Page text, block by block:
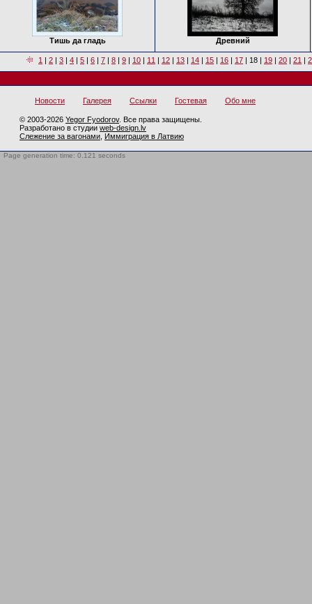
Тишь да гладь Древний
1 | 2 | 3 | 4 | 5 | 6 | 7 | 8 | 9 | 10 | 11 | 12 | 13 | 14 | 15 | 16 | 17 | 18 | 19 | 20 | 21 |
Новости Галерея Ссылки Гостевая Обо мне
© 2003-2026 Yegor Fyodorov. Все права защищены.
Разработано в студии web-design.lv
Слежение за вагонами Иммиграция в Латвию
Page generation time: 0.121 seconds